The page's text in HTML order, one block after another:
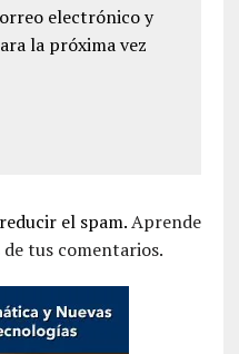
electrónico y
la próxima vez
el spam.Aprende
tus comentarios.